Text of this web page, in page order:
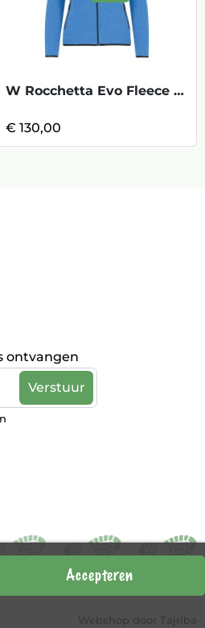
W Rocchetta Evo Fleece - Jasper/Black
€ 130,00
ontvangen
Accepteren
Webshop door Tajriba